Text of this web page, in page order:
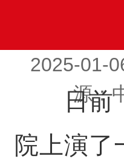
2025-01-
源：
日前，
院上演了